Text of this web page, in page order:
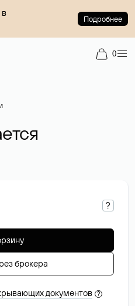
в
Подробнее
0
?
брокера
документов ?